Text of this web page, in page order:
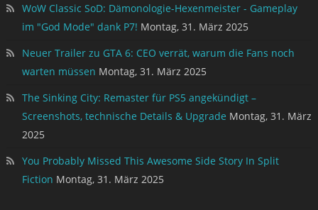
WoW Classic SoD: Dämonologie-Hexenmeister - Gameplay
im "God Mode" dank P7! Montag, 31. März 2025
Neuer Trailer zu GTA 6: CEO verrät, warum die Fans noch
warten müssen Montag, 31. März 2025
The Sinking City: Remaster für PS5 angekündigt –
Screenshots, technische Details & Upgrade Montag, 31. März
2025
You Probably Missed This Awesome Side Story In Split
Fiction Montag, 31. März 2025